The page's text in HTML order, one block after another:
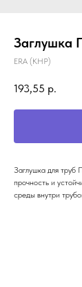
Заглушка
ERA (КНР)
193,55 р.
Заглушка для
прочность и
среды внутри